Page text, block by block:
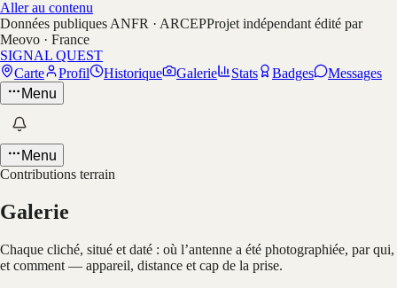
Aller au contenu
Données publiques ANFR · ARCEPProjet indépendant édité par
Meovo · France
SIGNAL QUEST
Carte
Profil Historique Galerie Stats Badges
Messages
Menu
Menu
Contributions terrain
Galerie
Chaque cliché, situé et daté : où l’antenne a été photographiée, par qui,
et comment — appareil, distance et cap de la prise.